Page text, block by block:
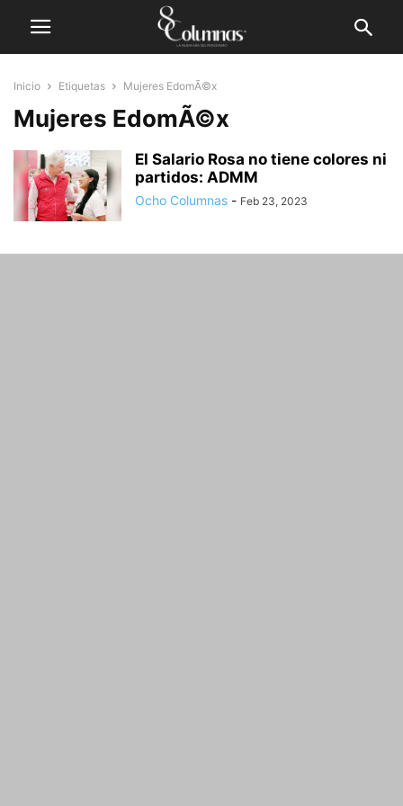
Inicio Etiquetas Mujeres EdomÃ©x
Mujeres EdomÃ©x
El Salario Rosa no tiene colores ni
partidos: ADMM
Ocho Columnas - Feb 23, 2023